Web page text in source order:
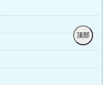
顶部